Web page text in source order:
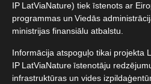
IP LatViaNature) tiek īstenots ar
programmas un Viedās
ministrijas finansiālu atbalstu.​
Informācija atspoguļo tikai projekta
IP LatViaNature īstenotāju
infrastruktūras un vides